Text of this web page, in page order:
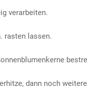
verarbeiten.
rasten lassen.
dann noch